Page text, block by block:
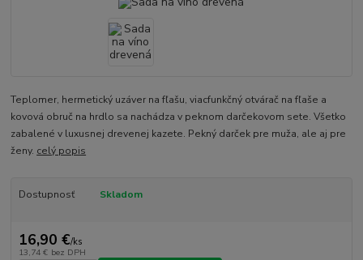
Teplomer, hermetický uzáver na fľašu, viacfunkčný otvárač na fľaše a
kovová obruč na hrdlo sa nachádza v peknom darčekovom sete. Všetko
zabalené v luxusnej drevenej kazete. Pekný darček pre muža, ale aj pre
ženy. celý popis
Dostupnosť Skladom
16,90 €/ks
13,74 € bez DPH